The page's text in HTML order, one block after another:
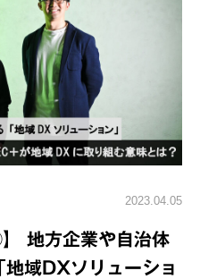
2023.04.05
地方企業や自治体
域DXソリューショ